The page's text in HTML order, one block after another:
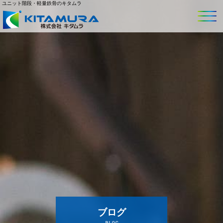
ユニット階段・軽量鉄骨のキタムラ
ブログ